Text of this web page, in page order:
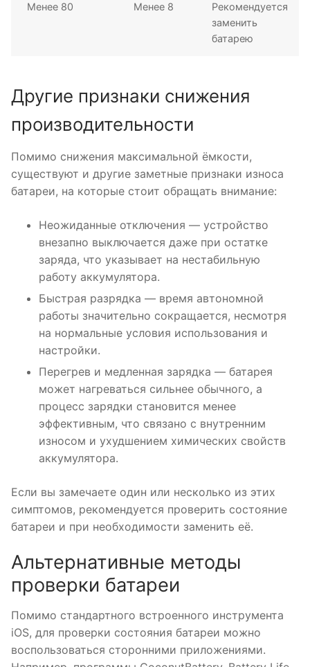
Менее 80 Менее 8
Рекомендуется
заменить
батарею
Другие признаки снижения
производительности
Помимо снижения максимальной ёмкости,
существуют и другие заметные признаки износа
батареи, на которые стоит обращать внимание:
Неожиданные отключения — устройство
внезапно выключается даже при остатке
заряда, что указывает на нестабильную
работу аккумулятора.
Быстрая разрядка — время автономной
работы значительно сокращается, несмотря
на нормальные условия использования и
настройки.
Перегрев и медленная зарядка — батарея
может нагреваться сильнее обычного, а
процесс зарядки становится менее
эффективным, что связано с внутренним
износом и ухудшением химических свойств
аккумулятора.
Если вы замечаете один или несколько из этих
симптомов, рекомендуется проверить состояние
батареи и при необходимости заменить её.
Альтернативные методы
проверки батареи
Помимо стандартного встроенного инструмента
iOS, для проверки состояния батареи можно
воспользоваться сторонними приложениями.